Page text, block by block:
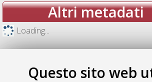
Questo sito web
Altri metadati
Loading...